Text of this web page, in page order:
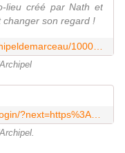
lieu créé par Nath et
changer son regard !